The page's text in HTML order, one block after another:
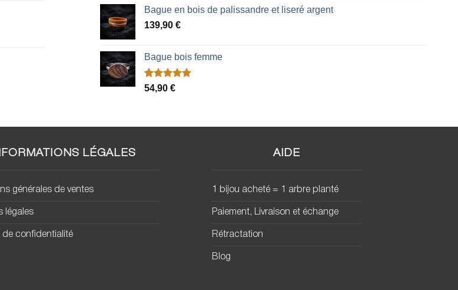
Bague en bois de palissandre et liseré argent
139,90 €
Bague bois femme
Noté5.00
2
54,90 €
LÉGALES
générales de ventes
légales
de confidentialité
AIDE
1 bijou acheté = 1 arbre planté
Paiement, Livraison et échange
Rétractation
Blog